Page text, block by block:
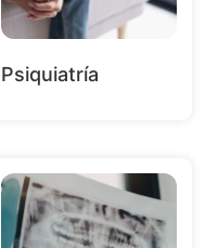
Psiquiatría